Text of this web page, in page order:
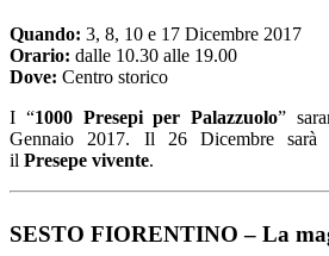
Quando: 3, 8, 10 e 17 Dicembre 2017
Orario: dalle 10.30 alle 19.00
Dove: Centro storico
I “1000 Presepi per Palazzuolo”
Gennaio 2017. Il 26 Dicembre sarà
il Presepe vivente.
SESTO FIORENTINO – La